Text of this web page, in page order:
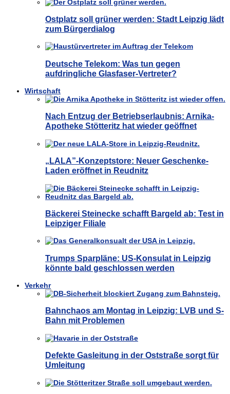
Ostplatz soll grüner werden: Stadt Leipzig lädt
zum Bürgerdialog
Deutsche Telekom: Was tun gegen
aufdringliche Glasfaser-Vertreter?
Wirtschaft
Nach Entzug der Betriebserlaubnis: Arnika-
Apotheke Stötteritz hat wieder geöffnet
„LALA”-Konzeptstore: Neuer Geschenke-
Laden eröffnet in Reudnitz
Bäckerei Steinecke schafft Bargeld ab: Test in
Leipziger Filiale
Trumps Sparpläne: US-Konsulat in Leipzig
könnte bald geschlossen werden
Verkehr
Bahnchaos am Montag in Leipzig: LVB und S-
Bahn mit Problemen
Defekte Gasleitung in der Oststraße sorgt für
Umleitung